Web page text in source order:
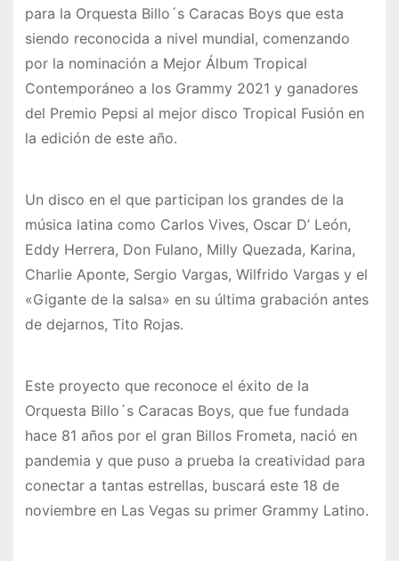
para la Orquesta Billo´s Caracas Boys que esta
siendo reconocida a nivel mundial, comenzando
por la nominación a Mejor Álbum Tropical
Contemporáneo a los Grammy 2021 y ganadores
del Premio Pepsi al mejor disco Tropical Fusión en
la edición de este año.
Un disco en el que participan los grandes de la
música latina como Carlos Vives, Oscar D’ León,
Eddy Herrera, Don Fulano, Milly Quezada, Karina,
Charlie Aponte, Sergio Vargas, Wilfrido Vargas y el
«Gigante de la salsa» en su última grabación antes
de dejarnos, Tito Rojas.
Este proyecto que reconoce el éxito de la
Orquesta Billo´s Caracas Boys, que fue fundada
hace 81 años por el gran Billos Frometa, nació en
pandemia y que puso a prueba la creatividad para
conectar a tantas estrellas, buscará este 18 de
noviembre en Las Vegas su primer Grammy Latino.